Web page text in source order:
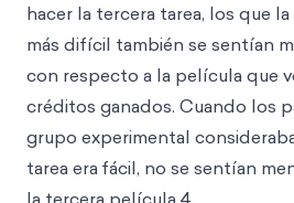
hacer la tercera tarea, los que
más difícil también se sentían
con respecto a la película que
créditos ganados. Cuando los
grupo experimental
tarea era fácil, no se sentían